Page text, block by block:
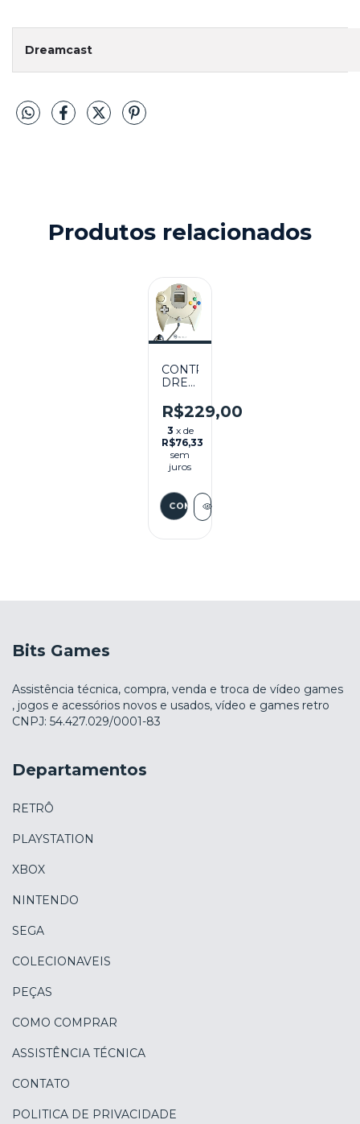
Dreamcast
Produtos relacionados
CONTROLE
DREAMCAST
-
DREAMCAST
R$229,00
3 x de
R$76,33
sem
juros
Bits Games
Assistência técnica, compra, venda e troca de vídeo games
, jogos e acessórios novos e usados, vídeo e games retro
CNPJ: 54.427.029/0001-83
Departamentos
RETRÔ
PLAYSTATION
XBOX
NINTENDO
SEGA
COLECIONAVEIS
PEÇAS
COMO COMPRAR
ASSISTÊNCIA TÉCNICA
CONTATO
POLITICA DE PRIVACIDADE